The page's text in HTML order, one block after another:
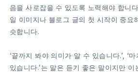
음을 사로잡을 수 있도록 노력해야 합니
일 이미지나 블로그 글의 첫 시작이 중요
슷합니다.
‘끝까지 봐야 의미가 알 수 있습니다.’, ‘
있습니다.’는 말은 듣기 좋은 말이지만 이